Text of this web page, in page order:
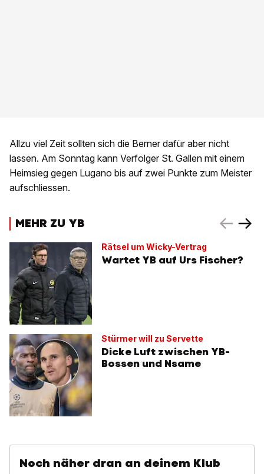
Allzu viel Zeit sollten sich die Berner dafür aber nicht
lassen. Am Sonntag kann Verfolger St. Gallen mit einem
Heimsieg gegen Lugano bis auf zwei Punkte zum Meister
aufschliessen.
MEHR ZU YB
Rätsel um Wicky-Vertrag
Wartet YB auf Urs Fischer?
Stürmer will zu Servette
Dicke Luft zwischen YB-
Bossen und Nsame
Noch näher dran an deinem Klub